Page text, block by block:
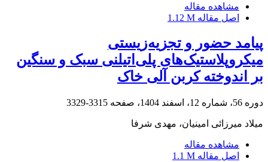
مشاهده مقاله
اصل مقاله 1.12 M
پیامد حضور و تجزیه‌زیستی
میکروپلاستیک‌های پلی‌اتیلنی سبک و سنگین
بر اندوخته کربن آلی خاک
دوره 56، شماره 12، اسفند 1404، صفحه 3315-3329
میلاد میرزائی امینیان، مهدی شرفا
مشاهده مقاله
اصل مقاله 1.1 M